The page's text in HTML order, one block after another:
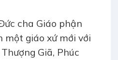
cha Giáo phận
một giáo xứ mới với
Giã, Phúc